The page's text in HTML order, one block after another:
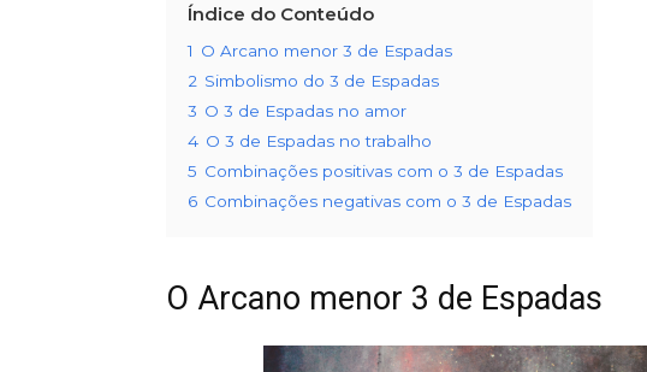
Índice do Conteúdo
1 O Arcano menor 3 de Espadas
2 Simbolismo do 3 de Espadas
3 O 3 de Espadas no amor
4 O 3 de Espadas no trabalho
5 Combinações positivas com o 3 de Espadas
6 Combinações negativas com o 3 de Espadas
O Arcano menor 3 de Espadas